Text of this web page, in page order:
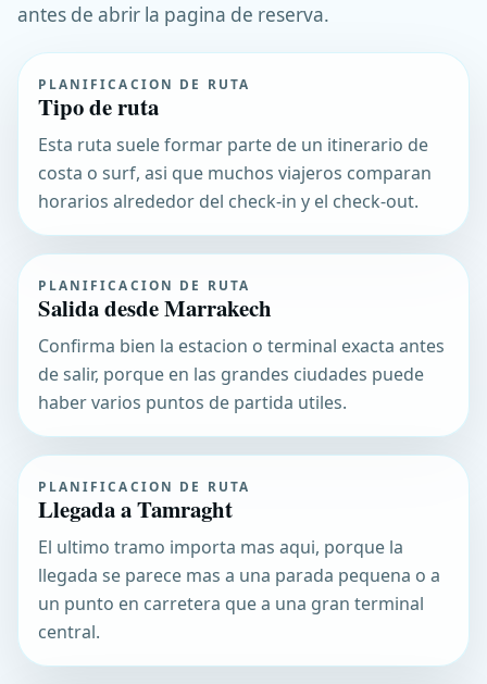
antes de abrir la pagina de reserva.
PLANIFICACION DE RUTA
Tipo de ruta
Esta ruta suele formar parte de un itinerario de
costa o surf, asi que muchos viajeros comparan
horarios alrededor del check-in y el check-out.
PLANIFICACION DE RUTA
Salida desde Marrakech
Confirma bien la estacion o terminal exacta antes
de salir, porque en las grandes ciudades puede
haber varios puntos de partida utiles.
PLANIFICACION DE RUTA
Llegada a Tamraght
El ultimo tramo importa mas aqui, porque la
llegada se parece mas a una parada pequena o a
un punto en carretera que a una gran terminal
central.